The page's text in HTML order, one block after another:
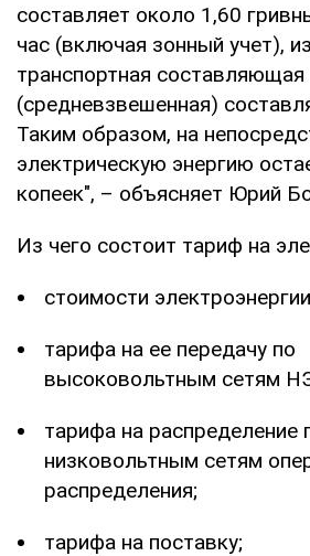
составляет около 1,60
час (включая зонный учет),
транспортная составляющая
(средневзвешенная)
Таким образом, на
электрическую энергию
копеек", – объясняет Юрий
Из чего состоит тариф на
стоимости
тарифа на ее передачу по
высоковольтным сетям
тарифа на распределение
низковольтным сетям
распределения;
тарифа на поставку;